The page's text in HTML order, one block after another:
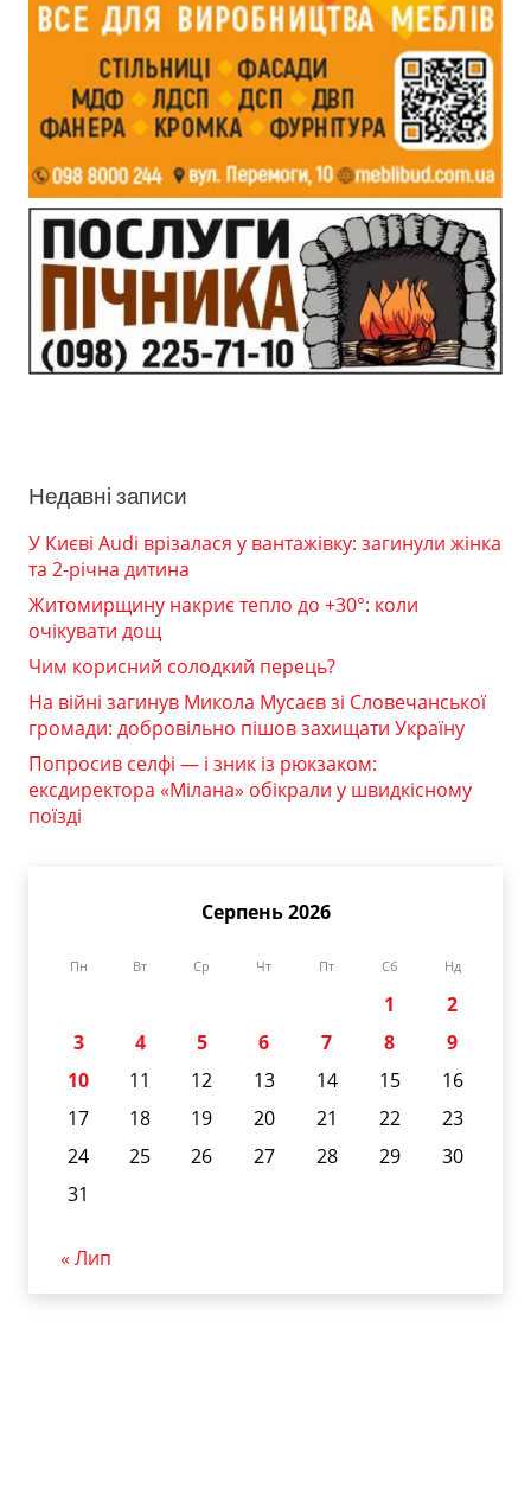
Недавні записи
У Києві Audi врізалася у вантажівку: загинули жінка
та 2-річна дитина
Житомирщину накриє тепло до +30°: коли
очікувати дощ
Чим корисний солодкий перець?
На війні загинув Микола Мусаєв зі Словечанської
громади: добровільно пішов захищати Україну
Попросив селфі — і зник із рюкзаком:
ексдиректора «Мілана» обікрали у швидкісному
поїзді
Серпень 2026
Пн Вт Ср Чт Пт Сб Нд
1
2
3
4 5 6 7 8
9
10
11 12 13 14 15
16
17
18 19 20 21 22
23
24
25 26 27 28 29
30
31
« Лип